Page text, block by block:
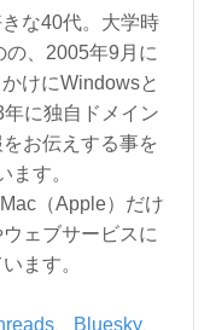
な40代。大学時
、2005年9月に
けにWindowsと
に独自ドメイン
お伝えする事を
ます。
（Apple）だけ
ェブサービスに
ます。
、 Bluesky、